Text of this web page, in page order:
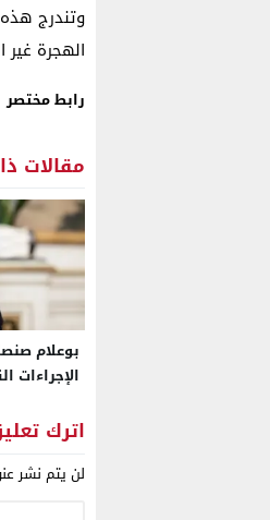
وتندرج
الهجرة غير
رابط مختصر
مقالات
بوعلام
الإجراءات
الدولي
معتقلا
اترك
لن يتم نشر